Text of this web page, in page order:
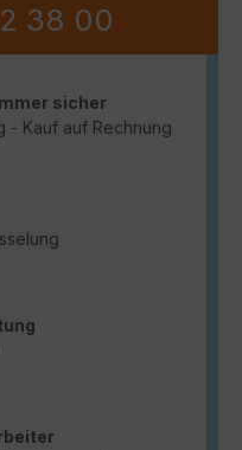
38 00
sicher
- Kauf auf Rechnung